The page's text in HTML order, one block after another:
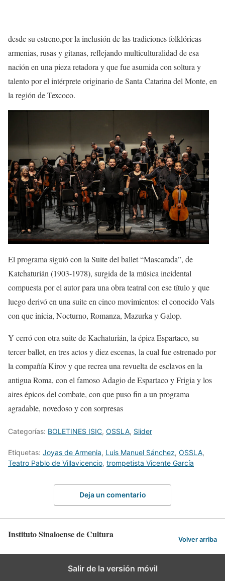
desde su estreno,porla inclusión de lastradiciones folklóricas
armenias, rusas y gitanas, reflejando multiculturalidad de esa
nación en una pieza retadora y que fue asumida con soltura y
talento por el intérprete originario deSanta Catarina del Monte, en
la región de Texcoco.
El programa siguió con laSuite del ballet “Mascarada”, de
Katchaturián(1903-1978), surgida de la música incidental
compuesta por el autor para una obra teatralcon ese título y que
luegoderivó en una suiteen cinco movimientos: el conocidoVals
con queinicia, Nocturno, Romanza, MazurkayGalop.
Y cerró con otra suite deKachaturián, la épicaEspartaco, su
tercer ballet, entresactos y diez escenas, la cual fue estrenado por
lacompañía Kirov yque recreaunarevuelta de esclavosen la
antigua Roma, con el famosoAdagio de Espartaco y Frigiay los
aires épicos del combate, con que puso fin a un programa
agradable, novedoso y con sorpresas
Categorías: BOLETINES ISIC, OSSLA, Slider
Etiquetas: Joyas de Armenia, Luis Manuel Sánchez, OSSLA,
Teatro Pablo de Villavicencio, trompetista Vicente García
Deja un comentario
Instituto Sinaloense de Cultura Volver arriba
Salir de la versión móvil